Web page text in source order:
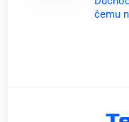
čemu